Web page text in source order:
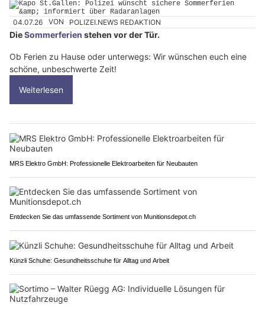
04.07.26 VON POLIZEI.NEWS REDAKTION
DieSommerferien stehen vor der Tür.
Ob Ferien zu Hause oder unterwegs: Wir wünschen euch eine
schöne, unbeschwerte Zeit!
Weiterlesen
MRS Elektro GmbH: Professionelle Elektroarbeiten für Neubauten
Entdecken Sie das umfassende Sortiment von Munitionsdepot.ch
Künzli Schuhe: Gesundheitsschuhe für Alltag und Arbeit